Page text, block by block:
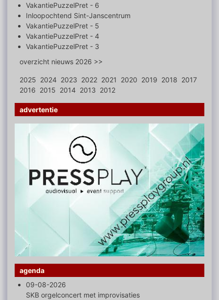
VakantiePuzzelPret - 6
Inloopochtend Sint-Janscentrum
VakantiePuzzelPret - 5
VakantiePuzzelPret - 4
VakantiePuzzelPret - 3
overzicht nieuws 2026 >>
2025 2024 2023 2022 2021 2020 2019 2018 2017
2016 2015 2014 2013 2012
advertentie
agenda
09-08-2026
SKB orgelconcert met improvisaties